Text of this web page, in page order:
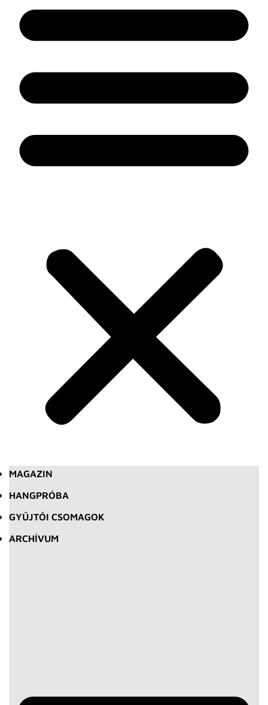
MAGAZIN
HANGPRÓBA
GYŰJTŐI CSOMAGOK
ARCHÍVUM